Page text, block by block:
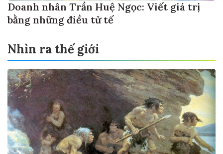
Doanh nhân Trần Huệ Ngọc: Viết giá trị
bằng những điều tử tế
Nhìn ra thế giới